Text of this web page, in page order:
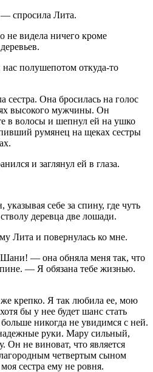
спросила Лита.
не видела ничего кроме
полушепотом откуда-то
Она бросилась на голос
высокого мужчины. Он
в волосы и шепнул ей на ушко
румянец на щеках сестры
и заглянул ей в глаза.
себе за спину, где чуть
деревца две лошади.
Лита и повернулась ко мне.
— она обняла меня так, что
— Я обязана тебе жизнью.
же крепко. Я так любила ее, мою
бы у нее будет шанс стать
никогда не увидимся с ней.
руки. Мару сильный,
не виноват, что является
четвертым сыном
сестра ему не ровня.